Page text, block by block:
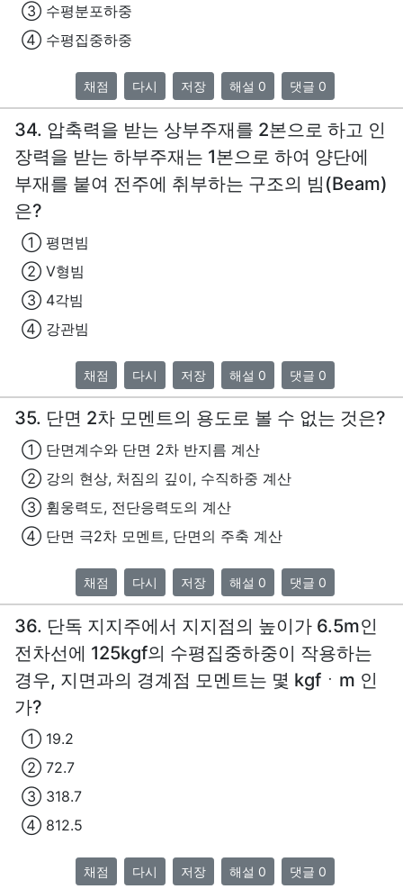
③ 수평분포하중
④ 수평집중하중
채점 다시 저장 해설 0 댓글 0
34. 압축력을 받는 상부주재를 2본으로 하고 인
장력을 받는 하부주재는 1본으로 하여 양단에
부재를 붙여 전주에 취부하는 구조의 빔(Beam)
은?
① 평면빔
② V형빔
③ 4각빔
④ 강관빔
채점 다시 저장 해설 0 댓글 0
35. 단면 2차 모멘트의 용도로 볼 수 없는 것은?
① 단면계수와 단면 2차 반지름 계산
② 강의 현상, 처짐의 깊이, 수직하중 계산
③ 휨웅력도, 전단응력도의 계산
④ 단면 극2차 모멘트, 단면의 주축 계산
채점 다시 저장 해설 0 댓글 0
36. 단독 지지주에서 지지점의 높이가 6.5m인
전차선에 125kgf의 수평집중하중이 작용하는
경우, 지면과의 경계점 모멘트는 몇 kgfㆍm 인
가?
① 19.2
② 72.7
③ 318.7
④ 812.5
채점 다시 저장 해설 0 댓글 0